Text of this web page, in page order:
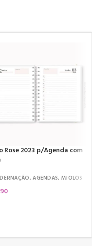
Rose 2023 p/Agenda com
,AGENDAS, MIOLOS